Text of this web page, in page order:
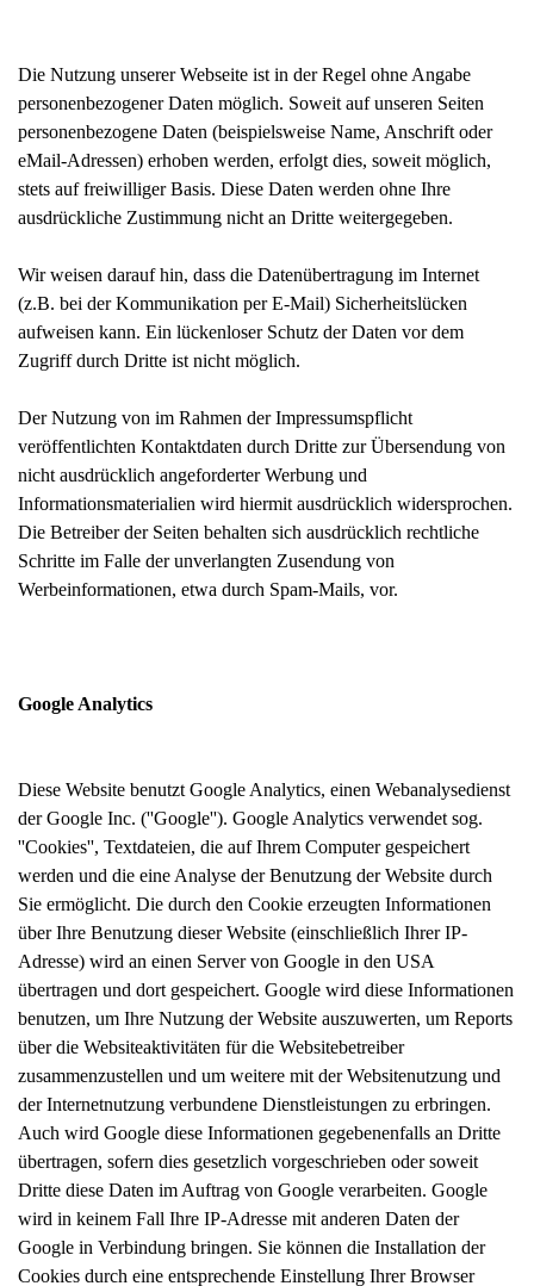
Die Nutzung unserer Webseite ist in der Regel ohne Angabe
personenbezogener Daten möglich. Soweit auf unseren Seiten
personenbezogene Daten (beispielsweise Name, Anschrift oder
eMail-Adressen) erhoben werden, erfolgt dies, soweit möglich,
stets auf freiwilliger Basis. Diese Daten werden ohne Ihre
ausdrückliche Zustimmung nicht an Dritte weitergegeben.
Wir weisen darauf hin, dass die Datenübertragung im Internet
(z.B. bei der Kommunikation per E-Mail) Sicherheitslücken
aufweisen kann. Ein lückenloser Schutz der Daten vor dem
Zugriff durch Dritte ist nicht möglich.
Der Nutzung von im Rahmen der Impressumspflicht
veröffentlichten Kontaktdaten durch Dritte zur Übersendung von
nicht ausdrücklich angeforderter Werbung und
Informationsmaterialien wird hiermit ausdrücklich widersprochen.
Die Betreiber der Seiten behalten sich ausdrücklich rechtliche
Schritte im Falle der unverlangten Zusendung von
Werbeinformationen, etwa durch Spam-Mails, vor.
Google Analytics
Diese Website benutzt Google Analytics, einen Webanalysedienst
der Google Inc. (''Google''). Google Analytics verwendet sog.
''Cookies'', Textdateien, die auf Ihrem Computer gespeichert
werden und die eine Analyse der Benutzung der Website durch
Sie ermöglicht. Die durch den Cookie erzeugten Informationen
über Ihre Benutzung dieser Website (einschließlich Ihrer IP-
Adresse) wird an einen Server von Google in den USA
übertragen und dort gespeichert. Google wird diese Informationen
benutzen, um Ihre Nutzung der Website auszuwerten, um Reports
über die Websiteaktivitäten für die Websitebetreiber
zusammenzustellen und um weitere mit der Websitenutzung und
der Internetnutzung verbundene Dienstleistungen zu erbringen.
Auch wird Google diese Informationen gegebenenfalls an Dritte
übertragen, sofern dies gesetzlich vorgeschrieben oder soweit
Dritte diese Daten im Auftrag von Google verarbeiten. Google
wird in keinem Fall Ihre IP-Adresse mit anderen Daten der
Google in Verbindung bringen. Sie können die Installation der
Cookies durch eine entsprechende Einstellung Ihrer Browser